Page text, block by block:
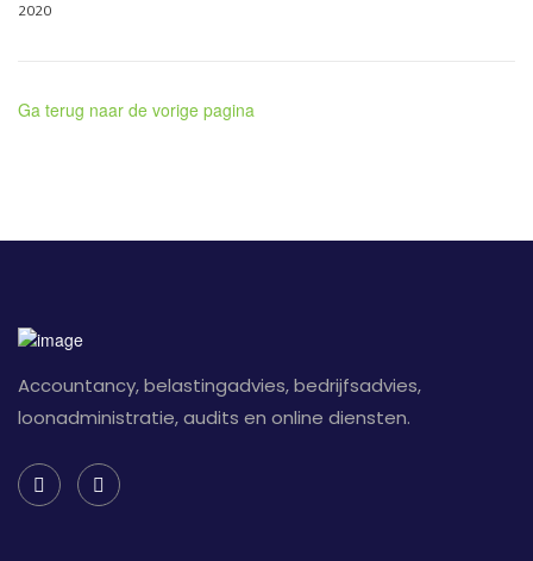
2020
Ga terug naar de vorige pagina
Accountancy, belastingadvies, bedrijfsadvies,
loonadministratie, audits en online diensten.